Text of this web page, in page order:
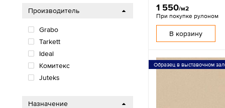
1 550/м2
При покупке рулоном
В корзину
Образец в выставочном
Производитель
Grabo
Tarkett
Ideal
Комитекс
Juteks
Назначение